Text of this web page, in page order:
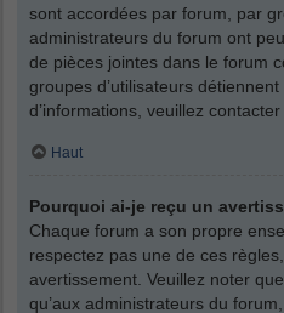
sont accordées par forum, par
administrateurs du forum ont
de pièces jointes dans le forum
groupes d’utilisateurs
d’informations, veuillez
Haut
Pourquoi ai-je reçu un
Chaque forum a son propre
respectez pas une de ces
avertissement. Veuillez noter
qu’aux administrateurs du